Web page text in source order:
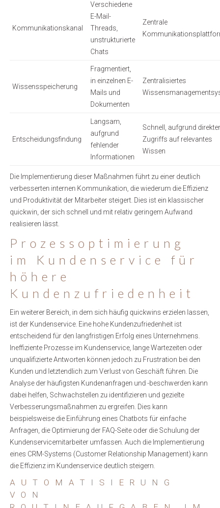
Kommunikationskanal
Verschiedene
E-Mail-
Threads,
unstrukturierte
Chats
Zentrale
Wissensspeicherung
Fragmentiert,
in einzelnen E-
Mails und
Dokumenten
Zentralisiertes
Entscheidungsfindung
Langsam,
aufgrund
fehlender
Informationen
Schnell, aufgrund
Zugriffs auf relevantes
Wissen
Die Implementierung dieser Maßnahmen führt zu einer deutlich
verbesserten internen Kommunikation, die wiederum die Effizienz
und Produktivität der Mitarbeiter steigert. Dies ist ein klassischer
quickwin, der sich schnell und mit relativ geringem Aufwand
realisieren lässt.
Prozessoptimierung
im Kundenservice für
höhere
Kundenzufriedenheit
Ein weiterer Bereich, in dem sich häufig quickwins erzielen lassen,
ist der Kundenservice. Eine hohe Kundenzufriedenheit ist
entscheidend für den langfristigen Erfolg eines Unternehmens.
Ineffiziente Prozesse im Kundenservice, lange Wartezeiten oder
unqualifizierte Antworten können jedoch zu Frustration bei den
Kunden und letztendlich zum Verlust von Geschäft führen. Die
Analyse der häufigsten Kundenanfragen und -beschwerden kann
dabei helfen, Schwachstellen zu identifizieren und gezielte
Verbesserungsmaßnahmen zu ergreifen. Dies kann
beispielsweise die Einführung eines Chatbots für einfache
Anfragen, die Optimierung der FAQ-Seite oder die Schulung der
Kundenservicemitarbeiter umfassen. Auch die Implementierung
eines CRM-Systems (Customer Relationship Management) kann
die Effizienz im Kundenservice deutlich steigern.
AUTOMATISIERUNG
VON